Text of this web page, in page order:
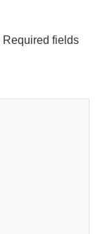
Required fields